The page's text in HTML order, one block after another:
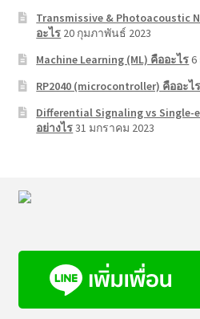
Transmissive & Photoacoustic
อะไร 20 กุมภาพันธ์ 2023
Machine Learning (ML) คืออะไร6
RP2040 (microcontroller) คืออะไร
Differential Signaling vs Single-
อย่างไร31 มกราคม 2023